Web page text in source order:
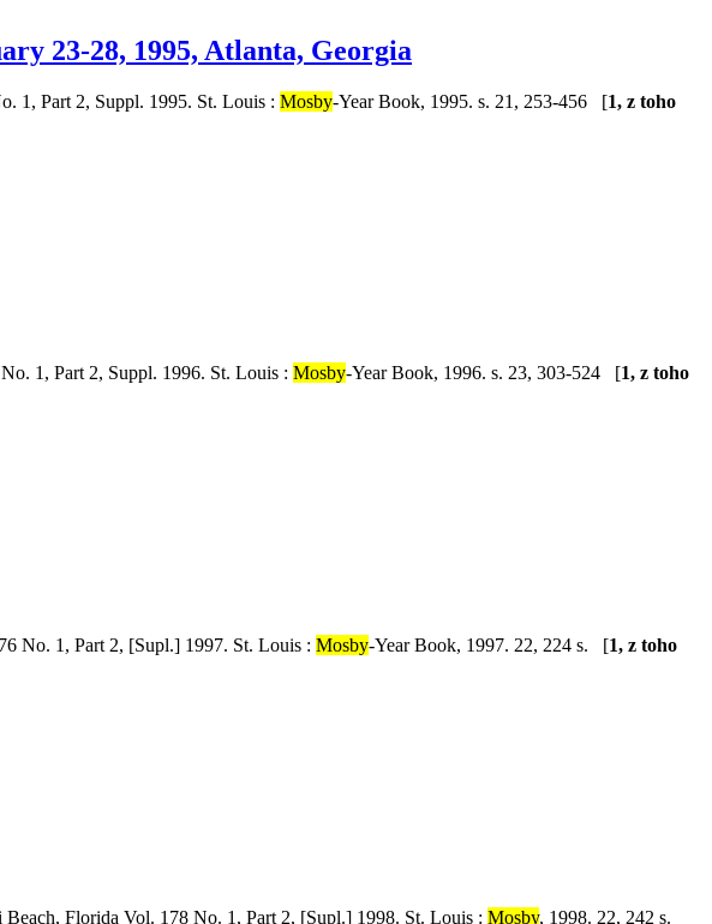
23-28, 1995, Atlanta, Georgia
1, Part 2, Suppl. 1995. St. Louis : Mosby-Year Book, 1995. s. 21, 253-456 [1, z toho
1, Part 2, Suppl. 1996. St. Louis : Mosby-Year Book, 1996. s. 23, 303-524 [1, z toho
No. 1, Part 2, [Supl.] 1997. St. Louis : Mosby-Year Book, 1997. 22, 224 s. [1, z toho
Florida Vol. 178 No. 1, Part 2, [Supl.] 1998. St. Louis : Mosby, 1998. 22, 242 s.